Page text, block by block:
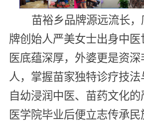
苗裕乡品牌源远流长
牌创始人严美女士出身中
医底蕴深厚，外婆更是资
人，掌握苗家独特诊疗技法
自幼浸润中医、苗药文化
医学院毕业后便立志传承